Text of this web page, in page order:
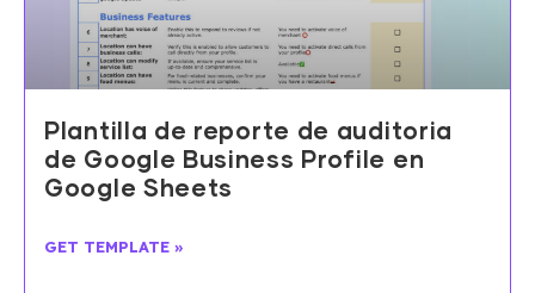
Plantilla de reporte de auditoria
de Google Business Profile en
Google Sheets
GET TEMPLATE »